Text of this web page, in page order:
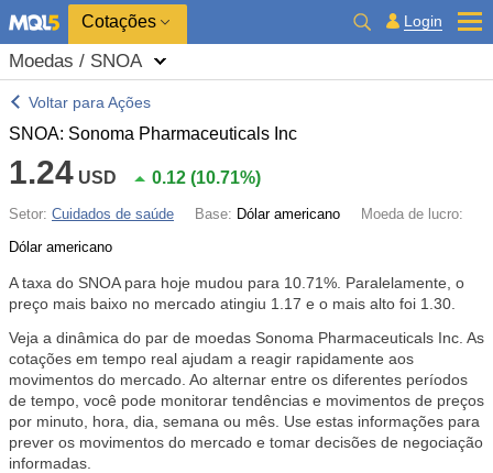
Cotações Login
Moedas / SNOA
Voltar para Ações
SNOA: Sonoma Pharmaceuticals Inc
1.24 USD 0.12 (10.71%)
Setor: Cuidados de saúde Base: Dólar americano
Moeda de lucro:
Dólar americano
A taxa do SNOA para hoje mudou para 10.71% . Paralelamente, o
preço mais baixo no mercado atingiu 1.17 e o mais alto foi 1.30.
Veja a dinâmica do par de moedas Sonoma Pharmaceuticals Inc. As
cotações em tempo real ajudam a reagir rapidamente aos
movimentos do mercado. Ao alternar entre os diferentes períodos
de tempo, você pode monitorar tendências e movimentos de preços
por minuto, hora, dia, semana ou mês. Use estas informações para
prever os movimentos do mercado e tomar decisões de negociação
informadas.